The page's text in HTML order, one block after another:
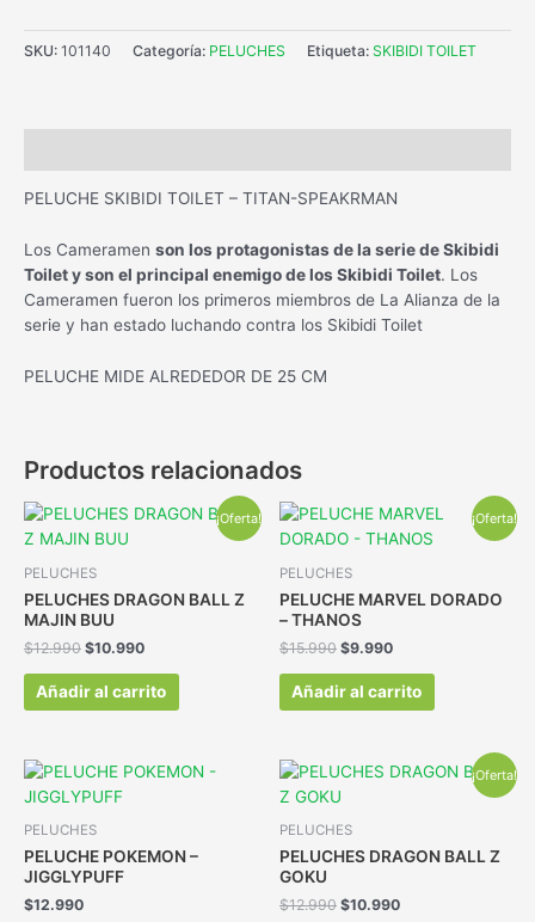
SKU: 101140 Categoría: PELUCHES Etiqueta: SKIBIDI TOILET
PELUCHE SKIBIDI TOILET – TITAN-SPEAKRMAN
Los Cameramen son los protagonistas de la serie de Skibidi
Toilet y son el principal enemigo de los Skibidi Toilet. Los
Cameramen fueron los primeros miembros de La Alianza de la
serie y han estado luchando contra los Skibidi Toilet
PELUCHE MIDE ALREDEDOR DE 25 CM
Productos relacionados
¡Oferta!
PELUCHES
PELUCHES DRAGON BALL Z
MAJIN BUU
$12.990 $10.990
Añadir al carrito
¡Oferta!
PELUCHES
PELUCHE MARVEL DORADO
– THANOS
$15.990 $9.990
Añadir al carrito
PELUCHES
PELUCHE POKEMON –
JIGGLYPUFF
$12.990
¡Oferta!
PELUCHES
PELUCHES DRAGON BALL Z
GOKU
$12.990 $10.990